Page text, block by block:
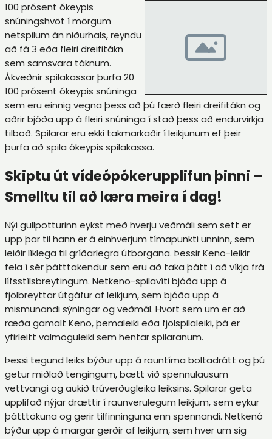
100 prósent ókeypis
snúningshvöt í mörgum
netspilum án niðurhals, reyndu
að fá 3 eða fleiri dreifitákn
sem samsvara táknum.
Ákveðnir spilakassar þurfa 20
100 prósent ókeypis snúninga
sem eru einnig vegna þess að þú færð fleiri dreifitákn og
aðrir bjóða upp á fleiri snúninga í stað þess að endurvirkja
tilboð. Spilarar eru ekki takmarkaðir í leikjunum ef þeir
þurfa að spila ókeypis spilakassa.
Skiptu út vídeópókerupplifun þinni –
Smelltu til að læra meira í dag!
Nýi gullpotturinn eykst með hverju veðmáli sem sett er
upp þar til hann er á einhverjum tímapunkti unninn, sem
leiðir líklega til gríðarlegra útborgana. Þessir Keno-leikir
fela í sér þátttakendur sem eru að taka þátt í að víkja frá
lífsstílsbreytingum. Netkeno-spilavíti bjóða upp á
fjölbreyttar útgáfur af leikjum, sem bjóða upp á
mismunandi sýningar og veðmál. Hvort sem um er að
ræða gamalt Keno, þemaleiki eða fjölspilaleiki, þá er
yfirleitt valmöguleiki sem hentar spilaranum.
Þessi tegund leiks býður upp á rauntíma boltadrátt og þú
getur miðlað tengingum, bætt við spennulausum
vettvangi og aukið trúverðugleika leiksins. Spilarar geta
upplifað nýjar drættir í raunverulegum leikjum, sem eykur
þátttökuna og gerir tilfinninguna enn spennandi. Netkenó
býður upp á margar gerðir af leikjum, sem hver um sig